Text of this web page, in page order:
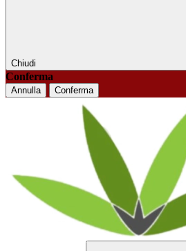
Chiudi
Conferma
Annulla Conferma